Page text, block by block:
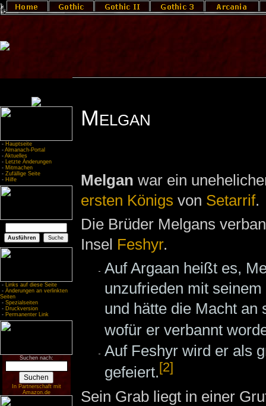
- Hauptseite
- Almanach-Portal
- Aktuelles
- Letzte Änderungen
- Mitmachen
- Zufällige Seite
- Hilfe
- Links auf diese Seite
- Änderungen an verlinkten
Seiten
- Spezialseiten
- Druckversion
- Permanenter Link
Suchen nach:
In Partnerschaft mit
Amazon.de
Melgan
Melgan war ein
ersten Königs von Setarrif.
Die Brüder Melgans
Insel Feshyr.
Auf Argaan heißt es,
unzufrieden mit
und hätte die Macht an
wofür er verbannt
Auf Feshyr wird er als
gefeiert. [2]
Sein Grab liegt in einer